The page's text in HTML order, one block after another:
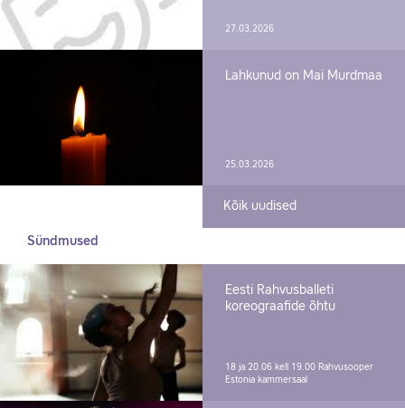
27.03.2026
Lahkunud on Mai Murdmaa
25.03.2026
Kõik uudised
Sündmused
Eesti Rahvusballeti
koreograafide õhtu
18 ja 20.06 kell 19.00 Rahvusooper
Estonia kammersaal